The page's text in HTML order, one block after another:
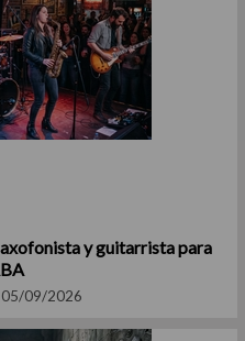
y guitarrista para
09/2026